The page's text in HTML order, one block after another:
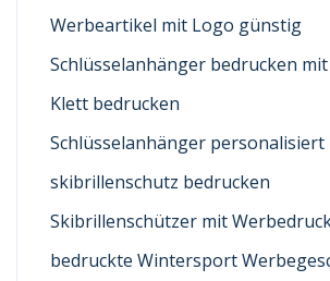
Werbeartikel mit Logo günstig
Schlüsselanhänger bedrucken
Klett bedrucken
Schlüsselanhänger personalisiert
skibrillenschutz bedrucken
Skibrillenschützer mit
bedruckte Wintersport